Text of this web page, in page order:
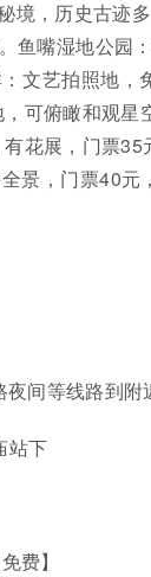
境，历史古迹
鱼嘴湿地公园
文艺拍照地，
可俯瞰和观星
花展，门票
景，门票40
间等线路到附
站下
费】